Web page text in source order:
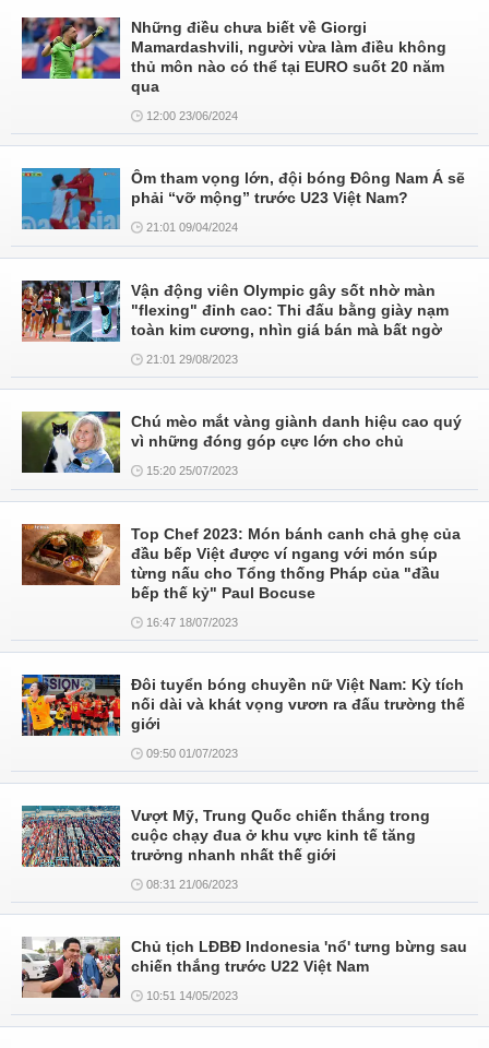
Những điều chưa biết về Giorgi
Mamardashvili, người vừa làm điều không
thủ môn nào có thể tại EURO suốt 20 năm
qua
12:00 23/06/2024
Ôm tham vọng lớn, đội bóng Đông Nam Á sẽ
phải “vỡ mộng” trước U23 Việt Nam?
21:01 09/04/2024
Vận động viên Olympic gây sốt nhờ màn
"flexing" đỉnh cao: Thi đấu bằng giày nạm
toàn kim cương, nhìn giá bán mà bất ngờ
21:01 29/08/2023
Chú mèo mắt vàng giành danh hiệu cao quý
vì những đóng góp cực lớn cho chủ
15:20 25/07/2023
Top Chef 2023: Món bánh canh chả ghẹ của
đầu bếp Việt được ví ngang với món súp
từng nấu cho Tổng thống Pháp của "đầu
bếp thế kỷ" Paul Bocuse
16:47 18/07/2023
Đôi tuyển bóng chuyền nữ Việt Nam: Kỳ tích
nối dài và khát vọng vươn ra đấu trường thế
giới
09:50 01/07/2023
Vượt Mỹ, Trung Quốc chiến thắng trong
cuộc chạy đua ở khu vực kinh tế tăng
trưởng nhanh nhất thế giới
08:31 21/06/2023
Chủ tịch LĐBĐ Indonesia 'nổ' tưng bừng sau
chiến thắng trước U22 Việt Nam
10:51 14/05/2023